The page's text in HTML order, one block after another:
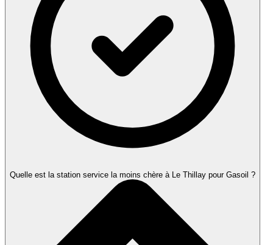
Quelle est la station service la moins chère à Le Thillay pour Gasoil ?